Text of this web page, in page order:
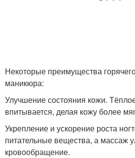
Некоторые преимущества
маникюра:
Улучшение состояния кожи.
впитывается, делая кожу более
Укрепление и ускорение роста
питательные вещества, а массаж
кровообращение.